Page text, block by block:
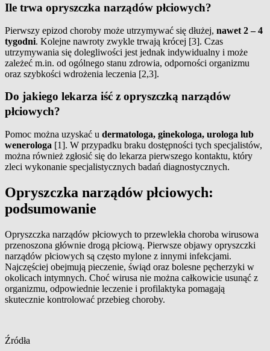
Ile trwa opryszczka narządów płciowych?
Pierwszy epizod choroby może utrzymywać się dłużej, nawet 2 – 4
tygodni. Kolejne nawroty zwykle trwają krócej [3]. Czas
utrzymywania się dolegliwości jest jednak indywidualny i może
zależeć m.in. od ogólnego stanu zdrowia, odporności organizmu
oraz szybkości wdrożenia leczenia [2,3].
Do jakiego lekarza iść z opryszczką narządów
płciowych?
Pomoc można uzyskać u dermatologa, ginekologa, urologa lub
wenerologa [1]. W przypadku braku dostępności tych specjalistów,
można również zgłosić się do lekarza pierwszego kontaktu, który
zleci wykonanie specjalistycznych badań diagnostycznych.
Opryszczka narządów płciowych:
podsumowanie
Opryszczka narządów płciowych to przewlekła choroba wirusowa
przenoszona głównie drogą płciową. Pierwsze objawy opryszczki
narządów płciowych są często mylone z innymi infekcjami.
Najczęściej obejmują pieczenie, świąd oraz bolesne pęcherzyki w
okolicach intymnych. Choć wirusa nie można całkowicie usunąć z
organizmu, odpowiednie leczenie i profilaktyka pomagają
skutecznie kontrolować przebieg choroby.
Źródła